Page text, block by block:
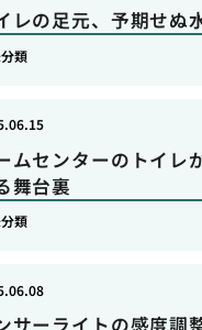
レの足元、予期せぬ
類
ムセンターのトイレ
舞台裏
類